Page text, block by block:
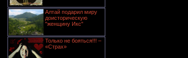
Алтай подарил миру
доисторическую
"женщину Икс"
Только не бояться!!! –
«Страх»